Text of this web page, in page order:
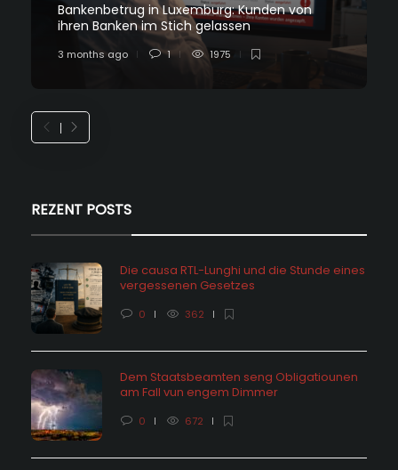
Bankenbetrug in Luxemburg: Kunden von
ihren Banken im Stich gelassen
3 months ago 1 1975
REZENT POSTS
Die causa RTL-Lunghi und die Stunde eines
vergessenen Gesetzes
0 362
Dem Staatsbeamten seng Obligatiounen
am Fall vun engem Dimmer
0 672